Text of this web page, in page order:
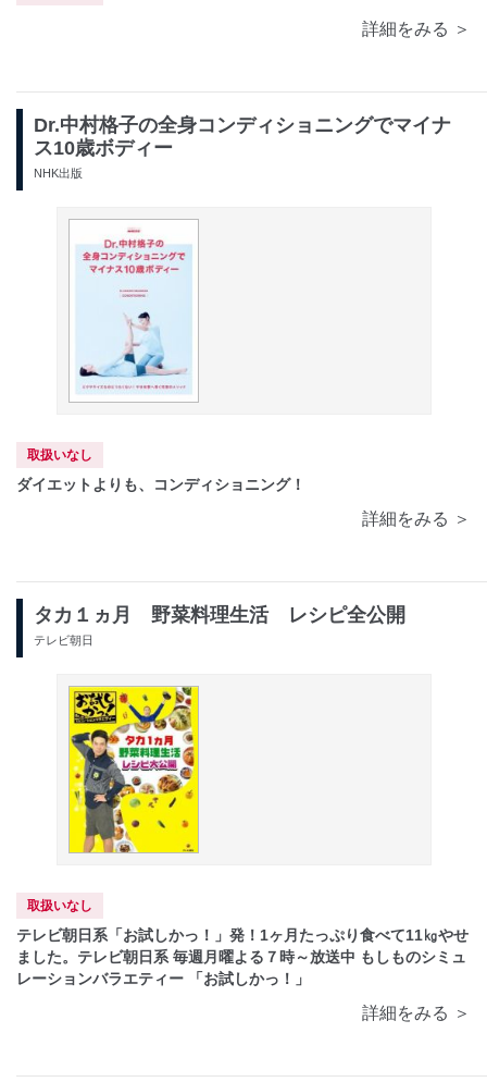
詳細をみる ＞
Dr.中村格子の全身コンディショニングでマイナ
ス10歳ボディー
NHK出版
取扱いなし
ダイエットよりも、コンディショニング！
詳細をみる ＞
タカ１ヵ月 野菜料理生活 レシピ全公開
テレビ朝日
取扱いなし
テレビ朝日系「お試しかっ！」発！1ヶ月たっぷり食べて11㎏やせ
ました。テレビ朝日系 毎週月曜よる７時～放送中 もしものシミュ
レーションバラエティー 「お試しかっ！」
詳細をみる ＞